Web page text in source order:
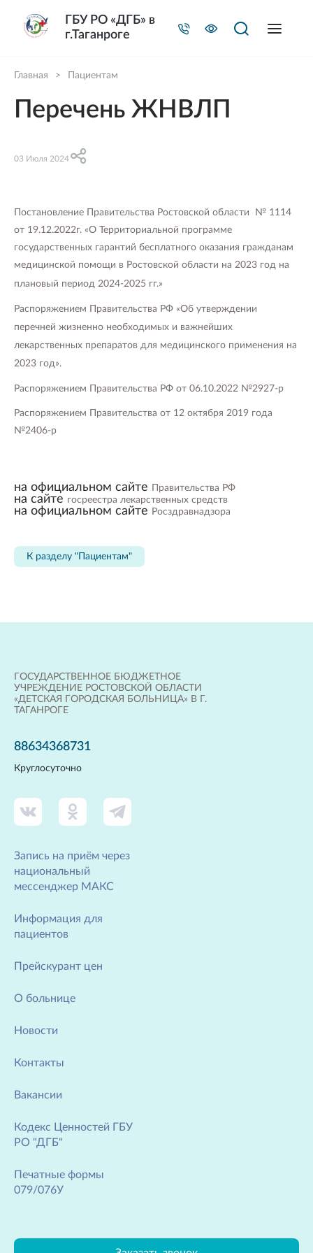
Главная > Пациентам
Перечень ЖНВЛП
03 Июля 2024
Постановление Правительства Ростовской области № 1114
от 19.12.2022г. «О Территориальной программе
государственных гарантий бесплатного оказания гражданам
медицинской помощи в Ростовской области на 2023 год на
плановый период 2024-2025 гг.»
Распоряжением Правительства РФ «Об утверждении
перечней жизненно необходимых и важнейших
лекарственных препаратов для медицинского применения на
2023 год».
Распоряжением Правительства РФ от 06.10.2022 №2927-р
Распоряжением Правительства от 12 октября 2019 года
№2406-р
на официальном сайте Правительства РФ
на сайте госреестра лекарственных средств
на официальном сайте Росздравнадзора
К разделу "Пациентам"
ГБУ РО «ДГБ» в
г.Таганроге
ГОСУДАРСТВЕННОЕ БЮДЖЕТНОЕ
УЧРЕЖДЕНИЕ РОСТОВСКОЙ ОБЛАСТИ
«ДЕТСКАЯ ГОРОДСКАЯ БОЛЬНИЦА» В Г.
ТАГАНРОГЕ
88634368731
Круглосуточно
Запись на приём через
национальный
мессенджер МАКС
Информация для
пациентов
Прейскурант цен
О больнице
Новости
Контакты
Вакансии
Кодекс Ценностей ГБУ
РО "ДГБ"
Печатные формы
079/076У